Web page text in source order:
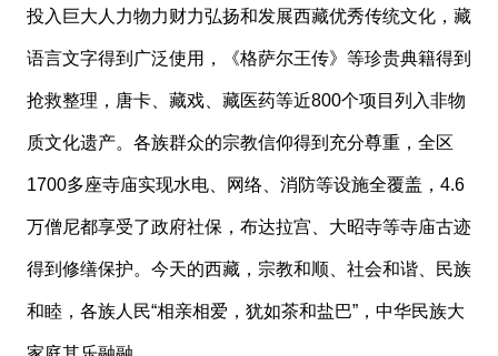
投入巨大人力物力财力弘扬和发展西藏优秀传统文化，藏
语言文字得到广泛使用，《格萨尔王传》等珍贵典籍得到
抢救整理，唐卡、藏戏、藏医药等近800个项目列入非物
质文化遗产。各族群众的宗教信仰得到充分尊重，全区
1700多座寺庙实现水电、网络、消防等设施全覆盖，4.6
万僧尼都享受了政府社保，布达拉宫、大昭寺等寺庙古迹
得到修缮保护。今天的西藏，宗教和顺、社会和谐、民族
和睦，各族人民“相亲相爱，犹如茶和盐巴”，中华民族大